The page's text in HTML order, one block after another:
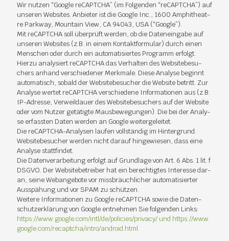
Wir nut­zen “Goog­le re­CAPT­CHA” (im Fol­gen­den “re­CAPT­CHA”) auf
un­se­ren Web­sites. An­bie­ter ist die Goog­le Inc., 1600 Am­phi­thea­t­
re Park­way, Moun­tain View, CA 94043, USA (“Goog­le”).
Mit re­CAPT­CHA soll über­prüft wer­den, ob die Da­ten­ein­ga­be auf
un­se­ren Web­sites (z.B. in ei­nem Kon­takt­for­mu­lar) durch ei­nen
Men­schen oder durch ein au­to­ma­ti­sier­tes Pro­gramm er­folgt.
Hier­zu ana­ly­siert re­CAPT­CHA das Ver­hal­ten des Web­site­be­su­
chers an­hand ver­schie­de­ner Merk­ma­le. Die­se Ana­ly­se be­ginnt
au­to­ma­tisch, so­bald der Web­site­be­su­cher die Web­site be­tritt. Zur
Ana­ly­se wer­tet re­CAPT­CHA ver­schie­de­ne In­for­ma­tio­nen aus (z.B.
IP-Adres­se, Ver­weil­dau­er des Web­site­be­su­chers auf der Web­site
oder vom Nut­zer ge­tä­tig­te Maus­be­we­gun­gen). Die bei der Ana­ly­
se er­fass­ten Da­ten wer­den an Goog­le wei­ter­ge­lei­tet.
Die re­CAPT­CHA-Ana­ly­sen lau­fen voll­stän­dig im Hin­ter­grund.
Web­site­be­su­cher wer­den nicht dar­auf hin­ge­wie­sen, dass eine
Ana­ly­se statt­fin­det.
Die Da­ten­ver­ar­bei­tung er­folgt auf Grund­la­ge von Art. 6 Abs. 1 lit. f
DS­GVO. Der Web­site­be­trei­ber hat ein be­rech­tig­tes In­ter­es­se dar­
an, sei­ne Web­an­ge­bo­te vor miss­bräuch­li­cher au­to­ma­ti­sier­ter
Aus­spä­hung und vor SPAM zu schüt­zen.
Wei­te­re In­for­ma­tio­nen zu Goog­le re­CAPT­CHA so­wie die Da­ten­
schutz­er­klä­rung von Goog­le ent­neh­men Sie fol­gen­den Links:
https://​www.​google.​com/​intl/​de/​policies/​privacy/ und https://​www.​
google.​com/​recaptcha/​intro/​android.​html.